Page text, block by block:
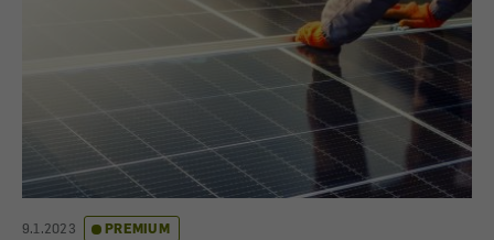
9.1.2023 PREMIUM